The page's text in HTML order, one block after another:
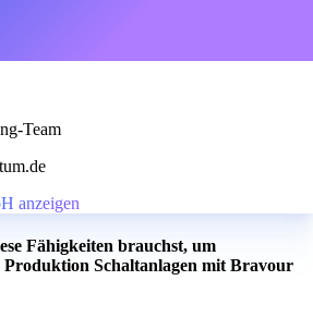
Team
anzeigen
Fähigkeiten brauchst, um
Schaltanlagen mit Bravour